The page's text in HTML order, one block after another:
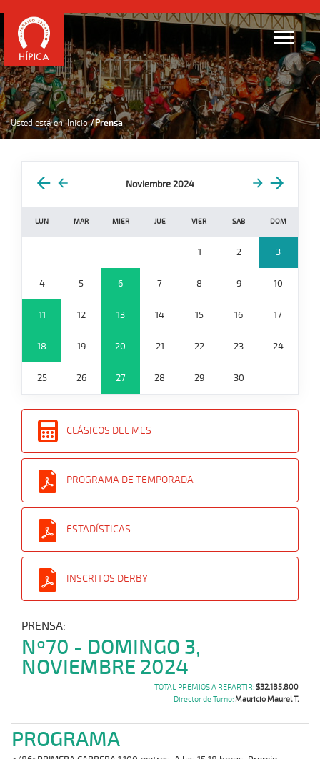
Usted está en: Inicio Prensa
Noviembre 2024
LUN MAR MIER JUE VIER SAB DOM
1 2 3
4 5 6 7 8 9 10
11 12 13 14 15 16 17
18 19 20 21 22 23 24
25 26 27 28 29 30
CLÁSICOS DEL MES
PROGRAMA DE TEMPORADA
ESTADÍSTICAS
INSCRITOS DERBY
PRENSA:
Nº70 - DOMINGO 3,
NOVIEMBRE 2024
TOTAL PREMIOS A REPARTIR:$32.185.800
Director de Turno: Mauricio Maurel T.
PROGRAMA